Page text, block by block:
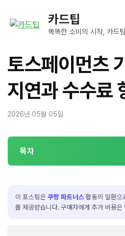
카드팁
똑똑한 소비의 시작, 카드팁
토스페이먼츠
지연과 수수료
2026년 05월 05일
목차
이 포스팅은 쿠팡 파트너스 활동의 일환으
를 제공받습니다. 구매자에게 추가 비용은